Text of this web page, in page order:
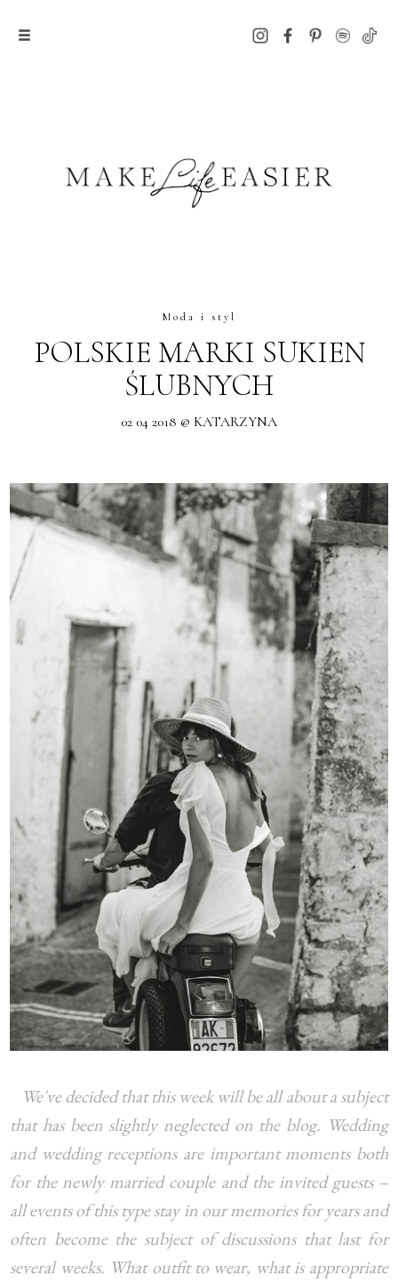
Moda i styl
POLSKIE MARKI SUKIEN
ŚLUBNYCH
02 04 2018 @ KATARZYNA
We've decided that this week will be all about a subject
that has been slightly neglected on the blog. Wedding
and wedding receptions are important moments both
for the newly married couple and the invited guests –
all events of this type stay in our memories for years and
often become the subject of discussions that last for
several weeks. What outfit to wear, what is appropriate